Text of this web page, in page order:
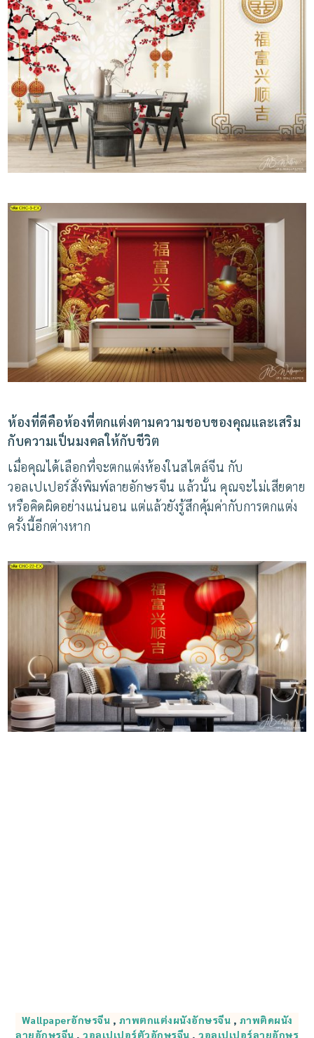
ห้องที่ดีคือห้องที่ตกแต่งตามความชอบของคุณและเสริม
กับความเป็นมงคลให้กับชีวิต
เมื่อคุณได้เลือกที่จะตกแต่งห้องในสไตล์จีน กับ
วอลเปเปอร์สั่งพิมพ์ลายอักษรจีน แล้วนั้น คุณจะไม่เสียดาย
หรือคิดผิดอย่างแน่นอน แต่แล้วยังรู้สึกคุ้มค่ากับการตกแต่ง
ครั้งนี้อีกต่างหาก
Wallpaperอักษรจีน , ภาพตกแต่งผนังอักษรจีน , ภาพติดผนัง
ลายอักษรจีน , วอลเปเปอร์ตัวอักษรจีน , วอลเปเปอร์ลายอักษร